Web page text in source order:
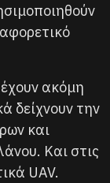
ακόμη
δείχνουν την
και
Και στις
UAV.